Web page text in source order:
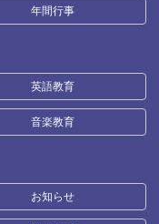
年間行事
英語教育
音楽教育
お知らせ